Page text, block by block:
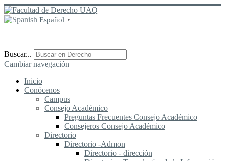
Español ▼
Buscar...
Cambiar navegación
Inicio
Conócenos
Campus
Consejo Académico
Preguntas Frecuentes Consejo Académico
Consejeros Consejo Académico
Directorio
Directorio -Admon
Directorio - dirección